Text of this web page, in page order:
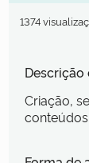
1374
Descrição
Criação,